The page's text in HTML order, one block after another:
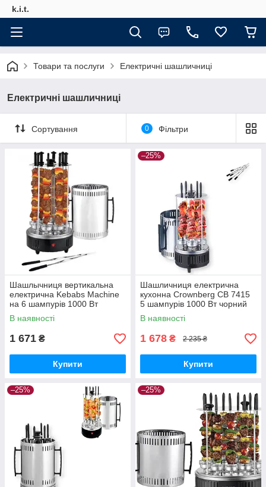
k.i.t.
Товари та послуги Електричні шашличниці
Електричні шашличниці
Сортування 0 Фільтри
Шашлычниця вертикальна
електрична Kebabs Machine
на 6 шампурів 1000 Вт
нержавіюща сталь
(3763_943)
В наявності
1 671 ₴
Купити
–25%
Шашличниця електрична
кухонна Crownberg CB 7415
5 шампурів 1000 Вт чорний
(CB-7415_1025)
В наявності
1 678 ₴ 2 235 ₴
Купити
–25% –25%